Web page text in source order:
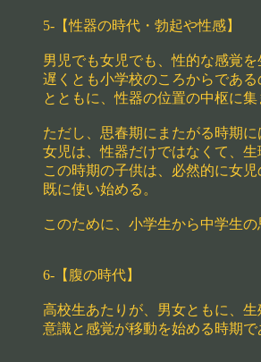
5-【性器の時代・勃起や性感】
男児でも女児でも、性的な感覚を
遅くとも小学校のころからであ
とともに、性器の位置の中枢に集
ただし、思春期にまたがる時期に
女児は、性器だけではなくて、
この時期の子供は、必然的に女
既に使い始める。
このために、小学生から中学生
6-【腹の時代】
高校生あたりが、男女ともに、
意識と感覚が移動を始める時期で